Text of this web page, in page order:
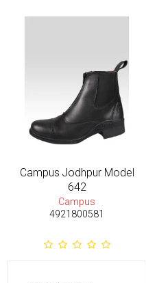
Campus Jodhpur Model
642
Campus
4921800581